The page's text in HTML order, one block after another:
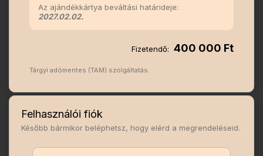
Az ajándékkártya beváltási határideje:
2027.02.02.
Fizetendő: 400 000 Ft
Tárgyi adómentes (TAM) szolgáltatás.
Felhasználói fiók
Később bármikor beléphetsz, hogy elérd a megrendeléseid.